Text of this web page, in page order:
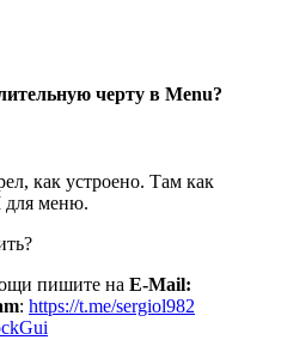
черту в Menu?
как устроено. Там как
для меню.
пишите на E-Mail:
: https://t.me/sergiol982